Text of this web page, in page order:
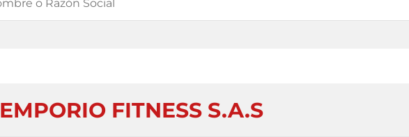
EMPORIO FITNESS S.A.S